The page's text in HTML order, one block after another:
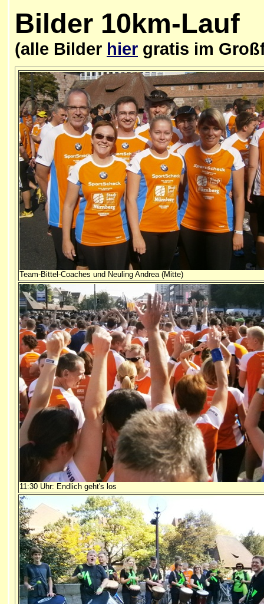
Bilder 10km-Lauf
(alle Bilder hier gratis im
Team-Bittel-Coaches und Neuling Andrea (Mitte)
11:30 Uhr: Endlich geht's los